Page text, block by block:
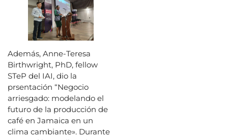
Además, Anne-Teresa
Birthwright, PhD, fellow
STeP del IAI, dio la
prsentación “Negocio
arriesgado: modelando el
futuro de la producción de
café en Jamaica en un
clima cambiante». Durante